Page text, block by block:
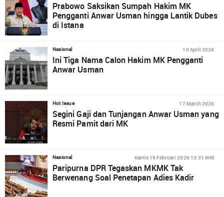
Prabowo Saksikan Sumpah Hakim MK
Pengganti Anwar Usman hingga Lantik Dubes
di Istana
Nasional 10 April 2026
Ini Tiga Nama Calon Hakim MK Pengganti
Anwar Usman
Hot Issue 17 March 2026
Segini Gaji dan Tunjangan Anwar Usman yang
Resmi Pamit dari MK
Nasional Kamis 19 Februari 2026 13:31 WIB
Paripurna DPR Tegaskan MKMK Tak
Berwenang Soal Penetapan Adies Kadir